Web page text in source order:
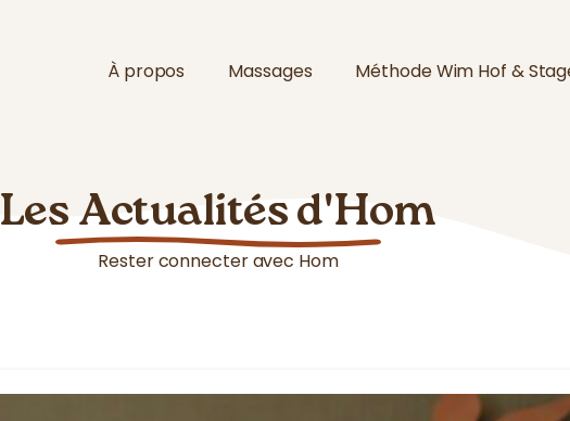
À propos Massages Méthode Wim Hof &
Les Actualités d'Hom
Rester connecter avec Hom